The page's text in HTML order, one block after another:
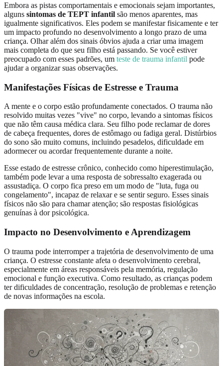
Embora as pistas comportamentais e emocionais sejam importantes,
alguns sintomas de TEPT infantil são menos aparentes, mas
igualmente significativos. Eles podem se manifestar fisicamente e ter
um impacto profundo no desenvolvimento a longo prazo de uma
criança. Olhar além dos sinais óbvios ajuda a criar uma imagem
mais completa do que seu filho está passando. Se você estiver
preocupado com esses padrões, um teste de trauma infantil pode
ajudar a organizar suas observações.
Manifestações Físicas de Estresse e Trauma
A mente e o corpo estão profundamente conectados. O trauma não
resolvido muitas vezes "vive" no corpo, levando a sintomas físicos
que não têm causa médica clara. Seu filho pode reclamar de dores
de cabeça frequentes, dores de estômago ou fadiga geral. Distúrbios
do sono são muito comuns, incluindo pesadelos, dificuldade em
adormecer ou acordar frequentemente durante a noite.
Esse estado de estresse crônico, conhecido como hiperestimulação,
também pode levar a uma resposta de sobressalto exagerada ou
assustadiça. O corpo fica preso em um modo de "luta, fuga ou
congelamento", incapaz de relaxar e se sentir seguro. Esses sinais
físicos não são para chamar atenção; são respostas fisiológicas
genuínas à dor psicológica.
Impacto no Desenvolvimento e Aprendizagem
O trauma pode interromper a trajetória de desenvolvimento de uma
criança. O estresse constante afeta o desenvolvimento cerebral,
especialmente em áreas responsáveis pela memória, regulação
emocional e função executiva. Como resultado, as crianças podem
ter dificuldades de concentração, resolução de problemas e retenção
de novas informações na escola.